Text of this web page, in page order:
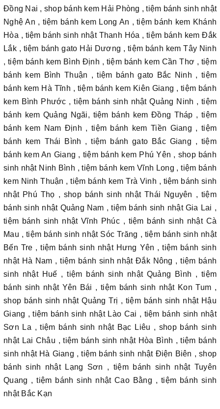
Đồng Nai , shop bánh kem Hải Phòng , tiệm bánh sinh nhật
Nghệ An , tiệm bánh kem Long An , tiệm bánh kem Khánh
Hòa , tiệm bánh sinh nhật Thanh Hóa , tiệm bánh kem Đắk
Lắk , tiệm bánh gato Hải Dương , tiệm bánh kem Tây Ninh
, tiệm bánh kem Bình Định , tiệm bánh kem Cần Thơ , tiệm
bánh kem Bình Thuận , tiệm bánh gato Bắc Ninh , tiệm
bánh kem Hà Tĩnh , tiệm bánh kem Kiên Giang , tiệm bánh
kem Bình Phước , tiệm bánh sinh nhật Quảng Ninh , tiệm
bánh kem Quảng Ngãi, tiệm bánh kem Đồng Tháp , tiệm
bánh kem Nam Định , tiệm bánh kem Tiền Giang , tiệm
bánh kem Thái Bình , tiệm bánh gato Bắc Giang , tiệm
bánh kem An Giang , tiệm bánh kem Phú Yên , shop bánh
sinh nhật Ninh Bình , tiệm bánh kem Vĩnh Long , tiệm bánh
kem Ninh Thuận , tiệm bánh kem Trà Vinh , tiệm bánh sinh
nhật Phú Thọ , shop bánh sinh nhật Thái Nguyên , tiệm
bánh sinh nhật Quảng Nam , tiệm bánh sinh nhật Gia Lai ,
tiệm bánh sinh nhật Vĩnh Phúc , tiệm bánh sinh nhật Cà
Mau , tiệm bánh sinh nhật Sóc Trăng , tiệm bánh sinh nhật
Bến Tre , tiệm bánh sinh nhật Hưng Yên , tiệm bánh sinh
nhật Hà Nam , tiệm bánh sinh nhật Đắk Nông , tiệm bánh
sinh nhật Huế , tiệm bánh sinh nhật Quảng Bình , tiệm
bánh sinh nhật Yên Bái , tiệm bánh sinh nhật Kon Tum ,
shop bánh sinh nhật Quảng Trị , tiệm bánh sinh nhật Hậu
Giang , tiệm bánh sinh nhật Lào Cai , tiệm bánh sinh nhật
Sơn La , tiệm bánh sinh nhật Bạc Liêu , shop bánh sinh
nhật Lai Châu , tiệm bánh sinh nhật Hòa Bình , tiệm bánh
sinh nhật Hà Giang , tiệm bánh sinh nhật Điện Biên , shop
bánh sinh nhật Lạng Sơn , tiệm bánh sinh nhật Tuyên
Quang , tiệm bánh sinh nhật Cao Bằng , tiệm bánh sinh
nhật Bắc Kạn